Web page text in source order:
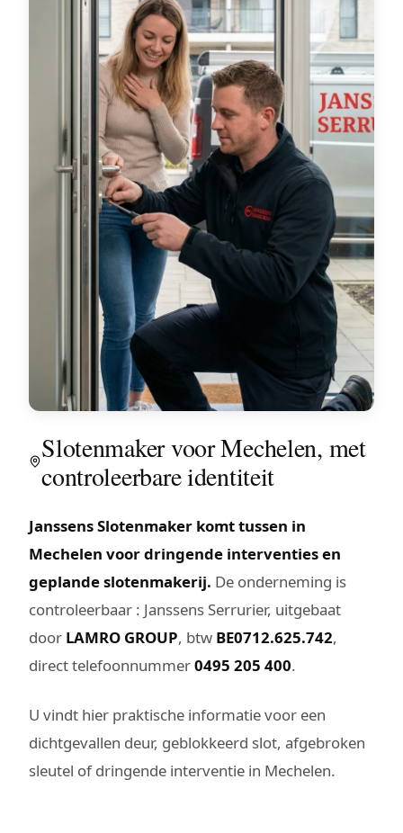
Slotenmaker voor Mechelen, met
controleerbare identiteit
Janssens Slotenmaker komt tussen in
Mechelen voor dringende interventies en
geplande slotenmakerij. De onderneming is
controleerbaar : Janssens Serrurier, uitgebaat
door LAMRO GROUP, btw BE0712.625.742,
direct telefoonnummer0495 205 400.
U vindt hier praktische informatie voor een
dichtgevallen deur, geblokkeerd slot, afgebroken
sleutel of dringende interventie in Mechelen.